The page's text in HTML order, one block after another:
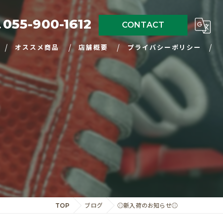
055-900-1612 CONTACT
オススメ商品 店舗概要 プライバシーポリシー
TOP ブログ ⚾️新入荷のお知らせ⚾️